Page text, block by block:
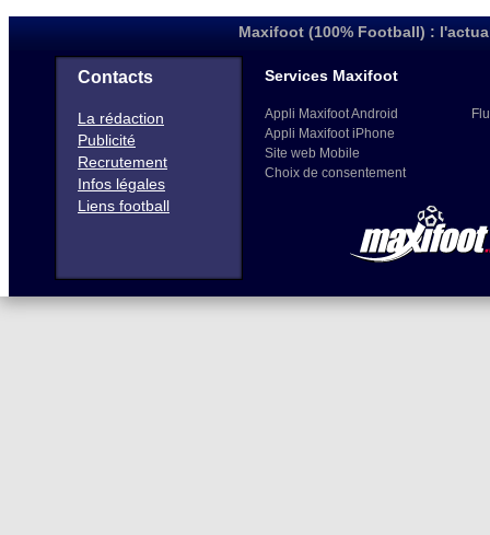
Maxifoot (100% Football) :
Contacts
La rédaction
Publicité
Recrutement
Infos légales
Liens football
Services Maxifoot
Appli Maxifoot Android
Appli Maxifoot iPhone
Site web Mobile
Choix de consentement